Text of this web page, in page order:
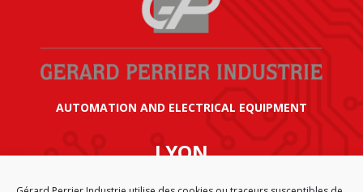
AUTOMATION AND ELECTRICAL EQUIPMENT
LYON